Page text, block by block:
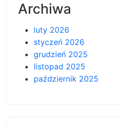
Archiwa
luty 2026
styczeń 2026
grudzień 2025
listopad 2025
październik 2025